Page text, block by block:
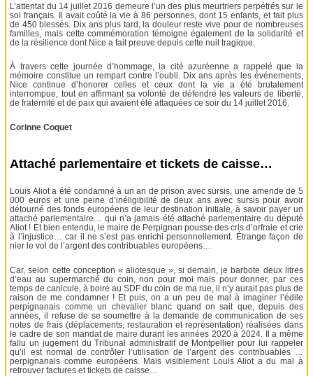
L’attentat du 14 juillet 2016 demeure l’un des plus meurtriers perpétrés sur le
sol français. Il avait coûté la vie à 86 personnes, dont 15 enfants, et fait plus
de 450 blessés. Dix ans plus tard, la douleur reste vive pour de nombreuses
familles, mais cette commémoration témoigne également de la solidarité et
de la résilience dont Nice a fait preuve depuis cette nuit tragique.
À travers cette journée d’hommage, la cité azuréenne a rappelé que la
mémoire constitue un rempart contre l’oubli. Dix ans après les événements,
Nice continue d’honorer celles et ceux dont la vie a été brutalement
interrompue, tout en affirmant sa volonté de défendre les valeurs de liberté,
de fraternité et de paix qui avaient été attaquées ce soir du 14 juillet 2016.
Corinne Coquet
Attaché parlementaire et tickets de caisse…
Louis Aliot a été condamné à un an de prison avec sursis, une amende de 5
000 euros et une peine d’inéligibilité de deux ans avec sursis pour avoir
détourné des fonds européens de leur destination initiale, à savoir payer un
attaché parlementaire… qui n’a jamais été attaché parlementaire du député
Aliot ! Et bien entendu, le maire de Perpignan pousse des cris d’orfraie et crie
à l’injustice… car il ne s’est pas enrichi personnellement. Étrange façon de
nier le vol de l’argent des contribuables européens…
Car, selon cette conception « aliotesque », si demain, je barbote deux litres
d’eau au supermarché du coin, non pour moi mais pour donner, par ces
temps de canicule, à boire au SDF du coin de ma rue, il n’y aurait pas plus de
raison de me condamner ! Et puis, on a un peu de mal à imaginer l’édile
perpignanais comme un chevalier blanc quand on sait que, depuis des
années, il refuse de se soumettre à la demande de communication de ses
notes de frais (déplacements, restauration et représentation) réalisées dans
le cadre de son mandat de maire durant les années 2020 à 2024. Il a même
fallu un jugement du Tribunal administratif de Montpellier pour lui rappeler
qu’il est normal de contrôler l’utilisation de l’argent des contribuables …
perpignanais comme européens. Mais visiblement Louis Aliot a du mal à
retrouver factures et tickets de caisse…